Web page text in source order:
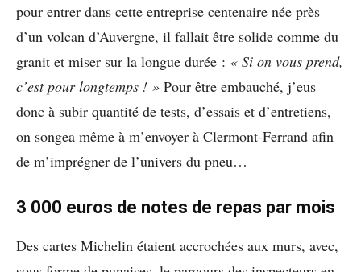
pour entrer dans cette entreprise centenaire née près
d’un volcan d’Auvergne, il fallait être solide comme du
granit et miser sur la longue durée : « Si on vous prend,
c’est pour longtemps ! » Pour être embauché, j’eus
donc à subir quantité de tests, d’essais et d’entretiens,
on songea même à m’envoyer à Clermont-Ferrand afin
de m’imprégner de l’univers du pneu…
3 000 euros de notes de repas par mois
Des cartes Michelin étaient accrochées aux murs, avec,